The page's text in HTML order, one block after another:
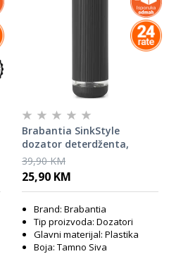
Brabantia SinkStyle
dozator deterdženta,
tamnosivi 228049
39,90 KM
25,90 KM
Brand: Brabantia
Tip proizvoda: Dozatori
Glavni materijal: Plastika
Boja: Tamno Siva